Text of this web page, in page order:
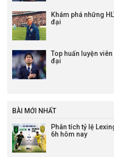
Khám phá những
đại
Top huấn luyện
đại
BÀI MỚI NHẤT
Phân tích tỷ lệ
6h hôm nay